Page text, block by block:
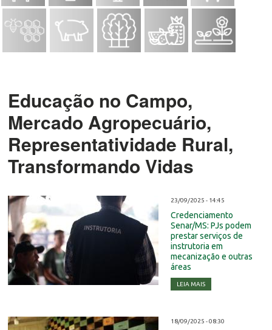
Educação no Campo,
Mercado Agropecuário,
Representatividade Rural,
Transformando Vidas
23/09/2025 - 14:45
Credenciamento
Senar/MS: PJs podem
prestar serviços de
instrutoria em
mecanização e outras
áreas
LEIA MAIS
18/09/2025 - 08:30